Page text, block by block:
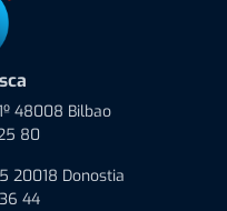
48008 Bilbao
80
20018 Donostia
44